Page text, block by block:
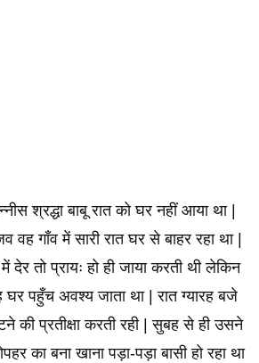
श्रद्धा बाबू रात को घर नहीं आया था |
गाँव में सारी रात घर से बाहर रहा था |
तो प्रायः हो ही जाया करती थी लेकिन
पहुँच अवश्य जाता था | रात ग्यारह बजे
की प्रतीक्षा करती रही | सुबह से ही उसने
का बना खाना पड़ा-पड़ा बासी हो रहा था